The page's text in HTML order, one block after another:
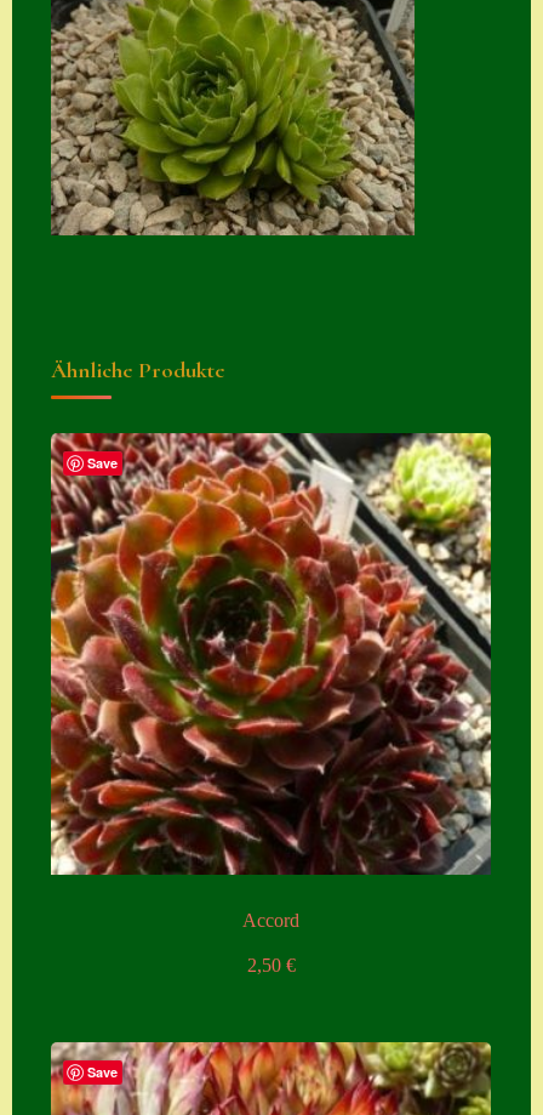
Semps von A – Z
Shop
Suche
Sue Thomas
Translator
Widerrufsbelehru
ng
Zahlung
Zahlungs- &
Versandinfos
Zubehör
Zubehör
Ähnliche Produkte
Save
Accord
2,50 €
Save